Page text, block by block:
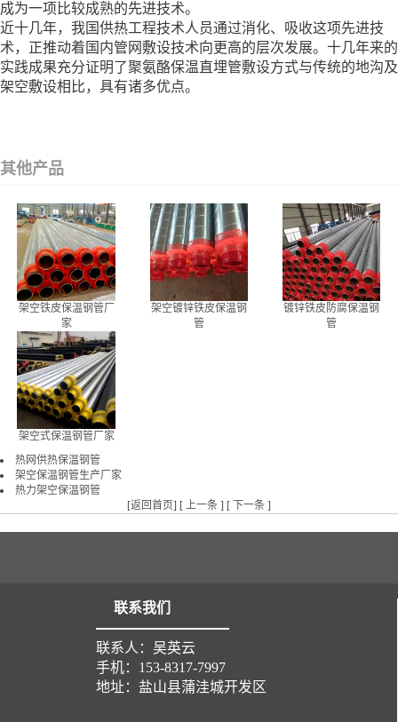
成为一项比较成熟的先进技术。
近十几年，我国供热工程技术人员通过消化、吸收这项先进技
术，正推动着国内管网敷设技术向更高的层次发展。十几年来的
实践成果充分证明了聚氨酪保温直埋管敷设方式与传统的地沟及
架空敷设相比，具有诸多优点。
其他产品
架空铁皮保温钢管厂
家
架空镀锌铁皮保温钢
管
镀锌铁皮防腐保温钢
管
架空式保温钢管厂家
热网供热保温钢管
架空保温钢管生产厂家
热力架空保温钢管
[返回首页] [ 上一条 ] [ 下一条 ]
联系我们
联系人：吴英云
手机：153-8317-7997
地址：盐山县蒲洼城开发区